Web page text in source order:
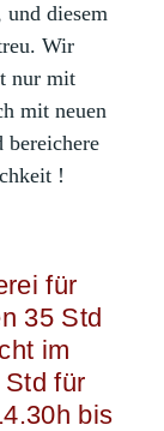
und diesem
Wir
nur mit
mit neuen
bereichere
!
für
35 Std
im
für
bis